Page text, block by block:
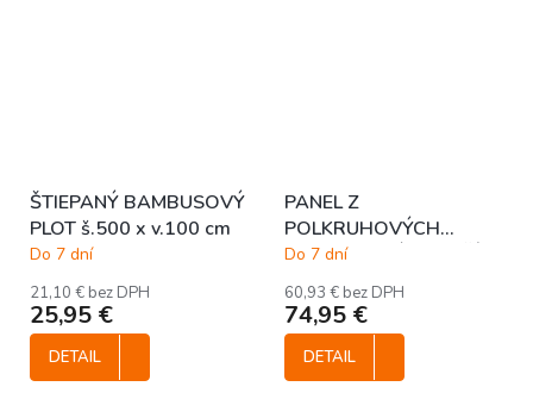
ŠTIEPANÝ BAMBUSOVÝ
PLOT š.500 x v.100 cm
Do 7 dní
21,10 € bez DPH
25,95 €
DETAIL
PANEL Z
POLKRUHOVÝCH
BAMBUSOVÝCH TYČÍ
TMAVOHNEDÝ š.90 x
v.180 cm
Do 7 dní
60,93 € bez DPH
74,95 €
DETAIL